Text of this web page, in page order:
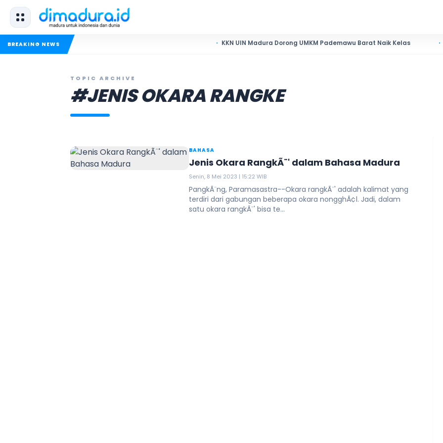
BREAKING NEWS KKN UIN Madura Dorong UMKM Pademawu Barat Naik Kelas
TOPIC ARCHIVE
#JENIS OKARA RANGKE
BAHASA
Jenis Okara RangkÃ¨' dalam Bahasa Madura
Senin, 8 Mei 2023 | 15:22 WIB
PangkÃ¨ng, Paramasastra--Okara rangkÃ¨' adalah kalimat yang
terdiri dari gabungan beberapa okara nongghÃ¢l. Jadi, dalam
satu okara rangkÃ¨' bisa te...